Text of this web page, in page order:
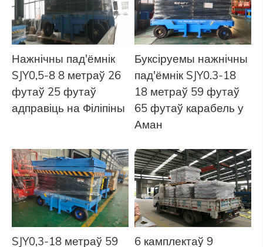
Нажнічны пад'ёмнік
SJY0,5-8 8 метраў 26
футаў 25 футаў
адправіць на Філіпіны
Буксіруемы нажнічны
пад'ёмнік SJY0.3-18
18 метраў 59 футаў
65 футаў карабель у
Аман
SJY0,3-18 метраў 59
6 камплектаў 9